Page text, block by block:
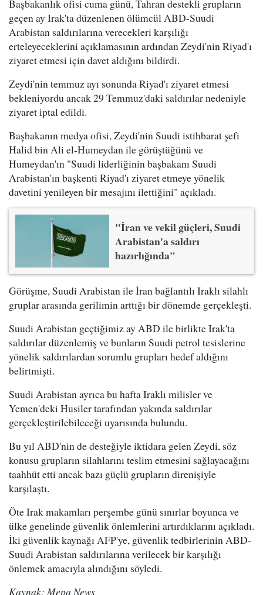
Başbakanlık ofisi cuma günü, Tahran destekli grupların
geçen ay Irak'ta düzenlenen ölümcül ABD-Suudi
Arabistan saldırılarına verecekleri karşılığı
erteleyeceklerini açıklamasının ardından Zeydi'nin Riyad'ı
ziyaret etmesi için davet aldığını bildirdi.
Zeydi'nin temmuz ayı sonunda Riyad'ı ziyaret etmesi
bekleniyordu ancak 29 Temmuz'daki saldırılar nedeniyle
ziyaret iptal edildi.
Başbakanın medya ofisi, Zeydi'nin Suudi istihbarat şefi
Halid bin Ali el-Humeydan ile görüştüğünü ve
Humeydan'ın "Suudi liderliğinin başbakanı Suudi
Arabistan'ın başkenti Riyad'ı ziyaret etmeye yönelik
davetini yenileyen bir mesajını ilettiğini" açıkladı.
"İran ve vekil güçleri, Suudi
Arabistan'a saldırı
hazırlığında"
Görüşme, Suudi Arabistan ile İran bağlantılı Iraklı silahlı
gruplar arasında gerilimin arttığı bir dönemde gerçekleşti.
Suudi Arabistan geçtiğimiz ay ABD ile birlikte Irak'ta
saldırılar düzenlemiş ve bunların Suudi petrol tesislerine
yönelik saldırılardan sorumlu grupları hedef aldığını
belirtmişti.
Suudi Arabistan ayrıca bu hafta Iraklı milisler ve
Yemen'deki Husiler tarafından yakında saldırılar
gerçekleştirilebileceği uyarısında bulundu.
Bu yıl ABD'nin de desteğiyle iktidara gelen Zeydi, söz
konusu grupların silahlarını teslim etmesini sağlayacağını
taahhüt etti ancak bazı güçlü grupların direnişiyle
karşılaştı.
Öte Irak makamları perşembe günü sınırlar boyunca ve
ülke genelinde güvenlik önlemlerini artırdıklarını açıkladı.
İki güvenlik kaynağı AFP'ye, güvenlik tedbirlerinin ABD-
Suudi Arabistan saldırılarına verilecek bir karşılığı
önlemek amacıyla alındığını söyledi.
Kaynak: Mepa News